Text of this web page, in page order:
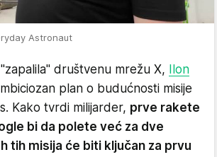
Astronaut
društvenu mrežu X,
Ilon
plan o budućnosti misije
Kako tvrdi milijarder, prve rakete
bi da polete već za dve
tih misija će biti ključan za prvu